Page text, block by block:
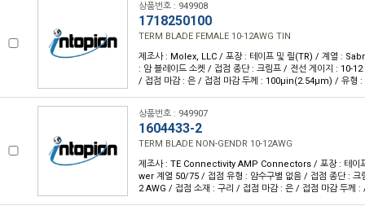
상품번호 : 949908
1718250100
TERM BLADE FEMALE 10-12AWG TIN
제조사 : Molex, LLC / 포장 : 테이프 및 릴(TR) / 계열 :
: 암 블레이드 소켓 / 접점 종단 : 크림프 / 전선 게이지 : 10-
/ 접점 마감 : 은 / 접점 마감 두께 : 100µin(2.54µm) / 유형 :
상품번호 : 949907
1604433-2
TERM BLADE NON-GENDR 10-12AWG
제조사 : TE Connectivity AMP Connectors / 포장 : 테이
wer 계열 50/75 / 접점 유형 : 암수구별 없음 / 접점 종단 : 크
2 AWG / 접점 소재 : 구리 / 접점 마감 : 은 / 접점 마감 두께 :